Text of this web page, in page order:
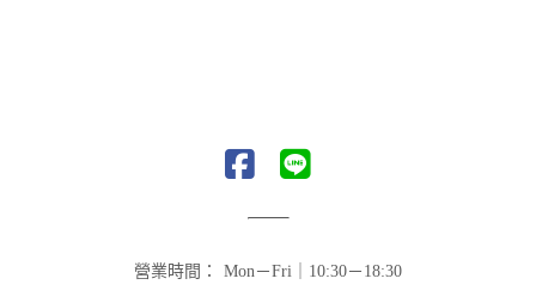
營業時間： Mon－Fri｜10:30－18:30